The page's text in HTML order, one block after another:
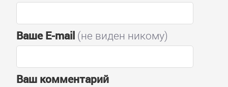
Ваше E-mail(не виден никому)
Ваш комментарий